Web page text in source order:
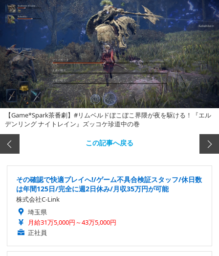
【Game*Spark茶番劇】#リムベルドぼこぼこ界隈が夜を駆ける！『エル
デンリング ナイトレイン』ズッコケ珍道中の巻
この記事へ戻る
その確認で快適プレイへ!/ゲーム不具合検証スタッフ/休日数
は年間125日/完全に週2日休み/月収35万円が可能
株式会社C-Link
埼玉県
月給31万5,000円～43万5,000円
正社員